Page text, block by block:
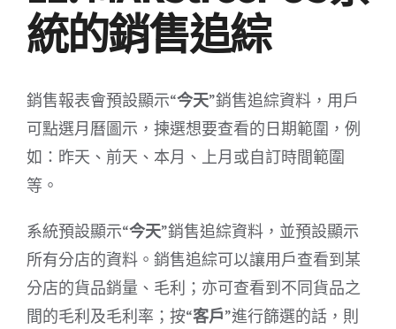
統的銷售追綜
銷售報表會預設顯示“今天”銷售追綜資料，用戶
可點選月曆圖示，揀選想要查看的日期範圍，例
如：昨天、前天、本月、上月或自訂時間範圍
等。
系統預設顯示“今天”銷售追綜資料，並預設顯示
所有分店的資料。銷售追綜可以讓用戶查看到某
分店的貨品銷量、毛利；亦可查看到不同貨品之
間的毛利及毛利率；按“客戶”進行篩選的話，則